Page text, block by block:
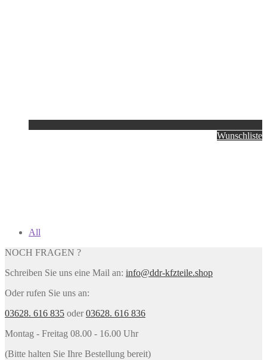
Wunschliste
All
NOCH FRAGEN ?
Schreiben Sie uns eine Mail an: info@ddr-kfzteile.shop
Oder rufen Sie uns an:
03628. 616 835 oder03628. 616 836
Montag - Freitag 08.00 - 16.00 Uhr
(Bitte halten Sie Ihre Bestellung bereit)